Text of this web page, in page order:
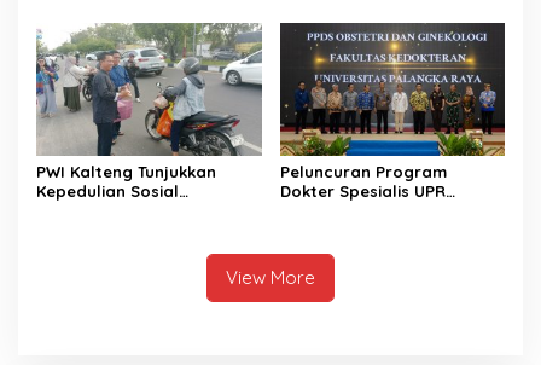
PWI Kalteng Tunjukkan
Kepedulian Sosial
Peluncuran Program
Dokter Spesialis UPR
View More